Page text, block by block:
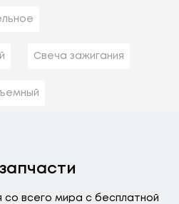
Свеча зажигания
со всего мира с бесплатной